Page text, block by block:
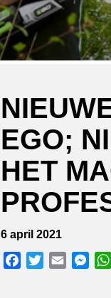
EGO;
HET
6 april 2021
Facebook
TwitterEmail